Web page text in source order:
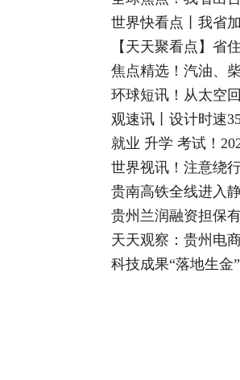
世界快看点丨我省
【天天聚看点】省
焦点精选！汽油、
环球短讯！从太空
观速讯丨设计时速
就业 升学 考试！
世界视讯！注意绕
贵南高铁全线进入
贵州兰润融资担保
天天观察：贵州电
科技成果“落地生金